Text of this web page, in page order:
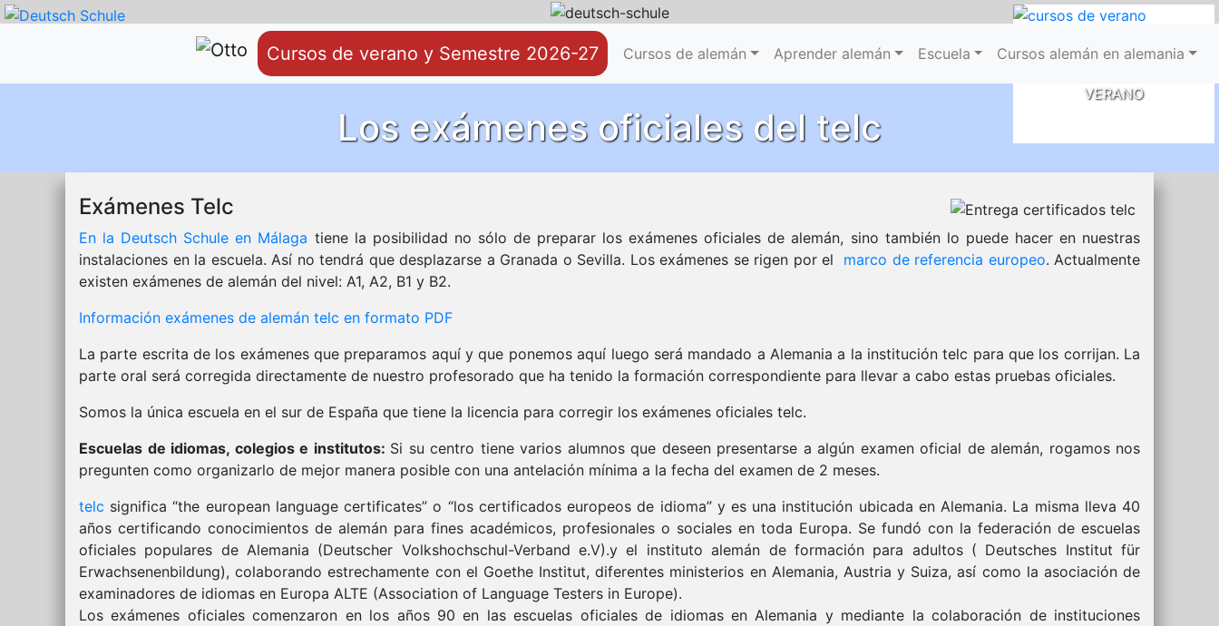
CURSOS
VERANO
Cursos de verano y Semestre 2026-27
Reservar Videoconferencia Cursos de alemán Aprender alemán Escuela Cursos alemán en alemania
Los exámenes oficiales del telc
Exámenes Telc
En la Deutsch Schule en Málaga tiene la posibilidad no sólo de preparar los exámenes oficiales de alemán, sino también lo puede hacer en nuestras
instalaciones en la escuela. Así no tendrá que desplazarse a Granada o Sevilla. Los exámenes se rigen por el marco de referencia europeo. Actualmente
existen exámenes de alemán del nivel: A1, A2, B1 y B2.
Información exámenes de alemán telc en formato PDF
La parte escrita de los exámenes que preparamos aquí y que ponemos aquí luego será mandado a Alemania a la institución telc para que los corrijan. La
parte oral será corregida directamente de nuestro profesorado que ha tenido la formación correspondiente para llevar a cabo estas pruebas oficiales.
Somos la única escuela en el sur de España que tiene la licencia para corregir los exámenes oficiales telc.
Escuelas de idiomas, colegios e institutos: Si su centro tiene varios alumnos que deseen presentarse a algún examen oficial de alemán, rogamos nos
pregunten como organizarlo de mejor manera posible con una antelación mínima a la fecha del examen de 2 meses.
telc significa “the european language certificates” o “los certificados europeos de idioma” y es una institución ubicada en Alemania. La misma lleva 40
años certificando conocimientos de alemán para fines académicos, profesionales o sociales en toda Europa. Se fundó con la federación de escuelas
oficiales populares de Alemania (Deutscher Volkshochschul-Verband e.V).y el instituto alemán de formación para adultos ( Deutsches Institut für
Erwachsenenbildung), colaborando estrechamente con el Goethe Institut, diferentes ministerios en Alemania, Austria y Suiza, así como la asociación de
examinadores de idiomas en Europa ALTE (Association of Language Testers in Europe).
Los exámenes oficiales comenzaron en los años 90 en las escuelas oficiales de idiomas en Alemania y mediante la colaboración de instituciones